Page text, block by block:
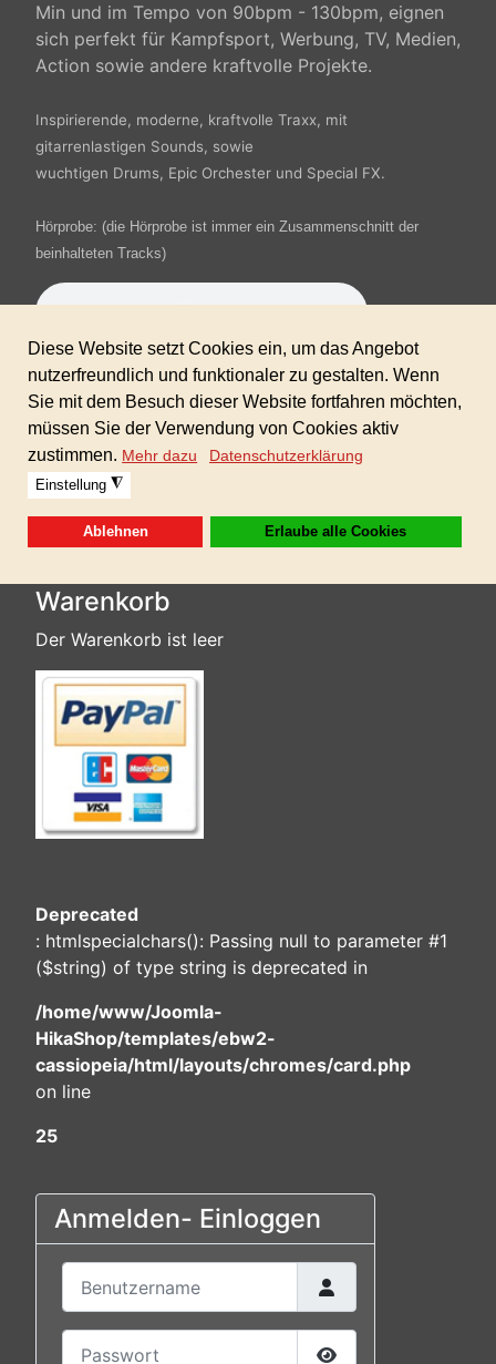
Min und im Tempo von 90bpm - 130bpm, eignen
sich perfekt für Kampfsport, Werbung, TV, Medien,
Action sowie andere kraftvolle Projekte.
Inspirierende, moderne, kraftvolle Traxx, mit
gitarrenlastigen Sounds, sowie
wuchtigen Drums, Epic Orchester und Special FX.
Hörprobe: (die Hörprobe ist immer ein Zusammenschnitt der
beinhalteten Tracks)
100% AKM/GEMA/SUISA-freie Tracks und Sounds, inkl.
gewerblicher Lizenz für alle Ihre Projekte!
Keine weiteren Folgekosten!
Formate: 24bit WAV/ 320 kbps MP3
Warenkorb
Der Warenkorb ist leer
Deprecated
: htmlspecialchars(): Passing null to parameter #1
($string) of type string is deprecated in
/home/www/Joomla-
HikaShop/templates/ebw2-
cassiopeia/html/layouts/chromes/card.php
on line
25
Anmelden- Einloggen